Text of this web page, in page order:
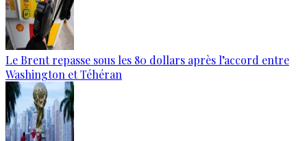
Le Brent repasse sous les 80 dollars après l’accord entre
Washington et Téhéran